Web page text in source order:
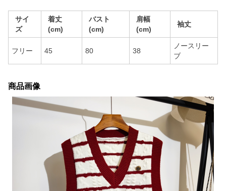
サイ
ズ
着丈
(cm)
バスト
(cm)
肩幅
(cm)
袖丈
フリー 45 80 38
ノースリー
ブ
商品画像